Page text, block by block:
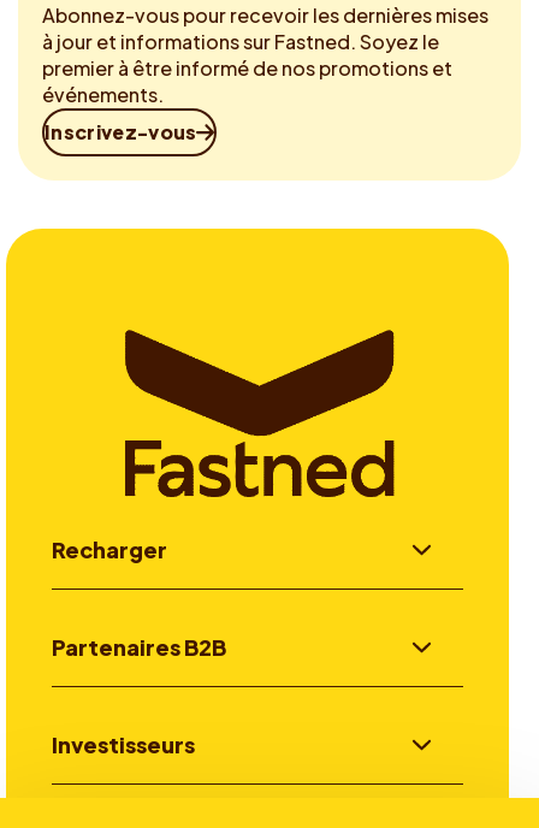
Abonnez-vous pour recevoir les dernières mises
à jour et informations sur Fastned. Soyez le
premier à être informé de nos promotions et
événements.
Inscrivez-vous
Recharger
Partenaires B2B
Investisseurs